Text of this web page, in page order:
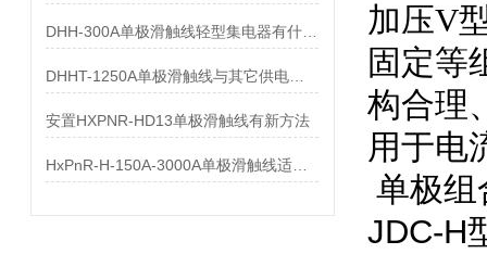
安置HXPNR-HD13单极滑触线有新方法
加压V
固定等
构合理
用于电
单极组
JDC-H